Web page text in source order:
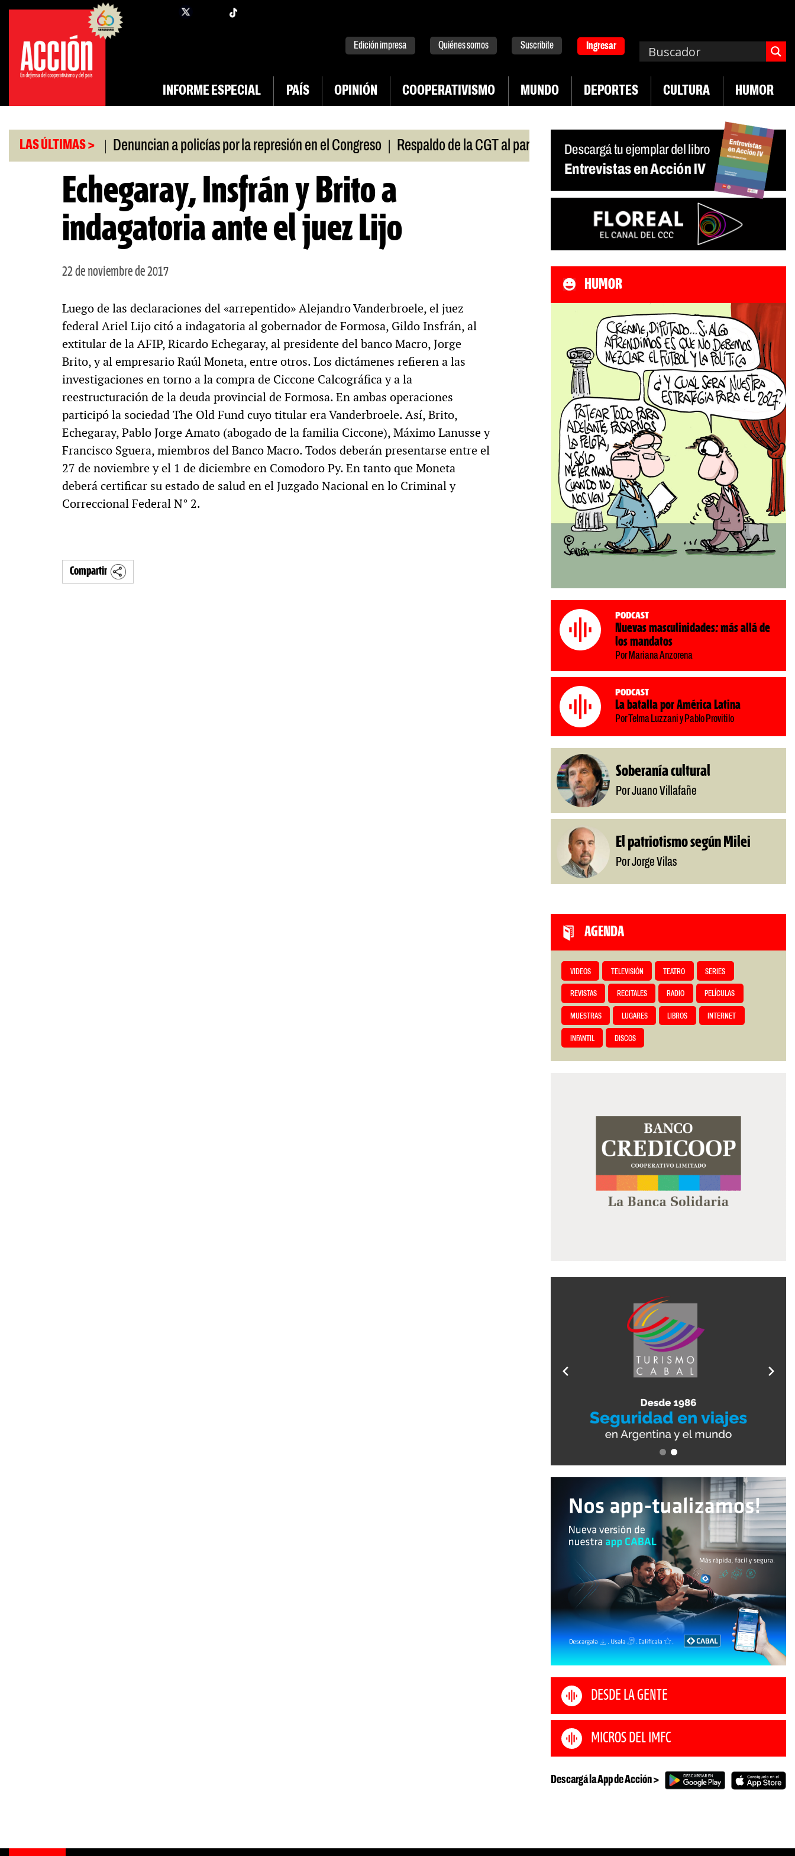
Saltar
contenido
facebook
Edición impresa Quiénes somos Suscribite Ingresar
INFORME ESPECIAL PAÍS OPINIÓN COOPERATIVISMO MUNDO DEPORTES CULTURA HUMOR
LAS ÚLTIMAS >
por la crisis | Denuncian a policías por la represión en el Congreso | Respaldo de la CGT al paro universitario | Industria textil sigue en caída | Sin
Echegaray, Insfrán y Brito a
indagatoria ante el juez Lijo
22 de noviembre de 2017
Luego de las declaraciones del «arrepentido» Alejandro Vanderbroele, el juez
federal Ariel Lijo citó a indagatoria al gobernador de Formosa, Gildo Insfrán, al
extitular de la AFIP, Ricardo Echegaray, al presidente del banco Macro, Jorge
Brito, y al empresario Raúl Moneta, entre otros. Los dictámenes refieren a las
investigaciones en torno a la compra de Ciccone Calcográfica y a la
reestructuración de la deuda provincial de Formosa. En ambas operaciones
participó la sociedad The Old Fund cuyo titular era Vanderbroele. Así, Brito,
Echegaray, Pablo Jorge Amato (abogado de la familia Ciccone), Máximo Lanusse y
Francisco Sguera, miembros del Banco Macro. Todos deberán presentarse entre el
27 de noviembre y el 1 de diciembre en Comodoro Py. En tanto que Moneta
deberá certificar su estado de salud en el Juzgado Nacional en lo Criminal y
Correccional Federal N° 2.
Compartir
HUMOR
Podcast
Nuevas masculinidades: más allá de
los mandatos
Por Mariana Anzorena
Podcast
La batalla por América Latina
Por Telma Luzzani y Pablo Provitilo
Soberanía cultural
Por Juano Villafañe
El patriotismo según Milei
Por Jorge Vilas
AGENDA
VIDEOS TELEVISIÓN TEATRO SERIES
REVISTAS RECITALES RADIO PELÍCULAS
MUESTRAS LUGARES LIBROS INTERNET
INFANTIL DISCOS
DESDE LA GENTE
MICROS DEL IMFC
Descargá la App de Acción >